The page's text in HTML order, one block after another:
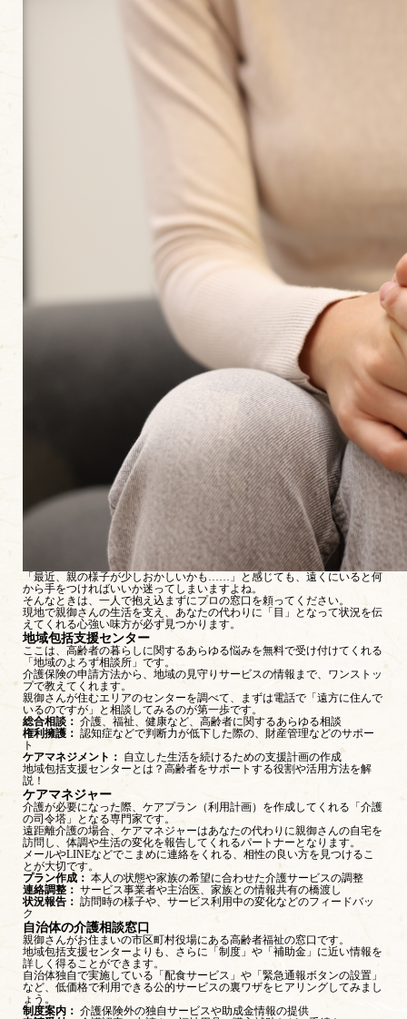
「最近、親の様子が少しおかしいかも……」と感じても、遠くにいると何
から手をつければいいか迷ってしまいますよね。
そんなときは、一人で抱え込まずにプロの窓口を頼ってください。
現地で親御さんの生活を支え、あなたの代わりに「目」となって状況を伝
えてくれる心強い味方が必ず見つかります。
地域包括支援センター
ここは、高齢者の暮らしに関するあらゆる悩みを無料で受け付けてくれる
「地域のよろず相談所」です。
介護保険の申請方法から、地域の見守りサービスの情報まで、ワンストッ
プで教えてくれます。
親御さんが住むエリアのセンターを調べて、まずは電話で「遠方に住んで
いるのですが」と相談してみるのが第一歩です。
総合相談： 介護、福祉、健康など、高齢者に関するあらゆる相談
権利擁護： 認知症などで判断力が低下した際の、財産管理などのサポー
ト
ケアマネジメント： 自立した生活を続けるための支援計画の作成
地域包括支援センターとは？高齢者をサポートする役割や活用方法を解
説！
ケアマネジャー
介護が必要になった際、ケアプラン（利用計画）を作成してくれる「介護
の司令塔」となる専門家です。
遠距離介護の場合、ケアマネジャーはあなたの代わりに親御さんの自宅を
訪問し、体調や生活の変化を報告してくれるパートナーとなります。
メールやLINEなどでこまめに連絡をくれる、相性の良い方を見つけるこ
とが大切です。
プラン作成： 本人の状態や家族の希望に合わせた介護サービスの調整
連絡調整： サービス事業者や主治医、家族との情報共有の橋渡し
状況報告： 訪問時の様子や、サービス利用中の変化などのフィードバッ
ク
自治体の介護相談窓口
親御さんがお住まいの市区町村役場にある高齢者福祉の窓口です。
地域包括支援センターよりも、さらに「制度」や「補助金」に近い情報を
詳しく得ることができます。
自治体独自で実施している「配食サービス」や「緊急通報ボタンの設置」
など、低価格で利用できる公的サービスの裏ワザをヒアリングしてみまし
ょう。
制度案内： 介護保険外の独自サービスや助成金情報の提供